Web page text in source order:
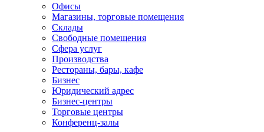
Офисы
Магазины, торговые помещения
Склады
Свободные помещения
Сфера услуг
Производства
Рестораны, бары, кафе
Бизнес
Юридический адрес
Бизнес-центры
Торговые центры
Конференц-залы